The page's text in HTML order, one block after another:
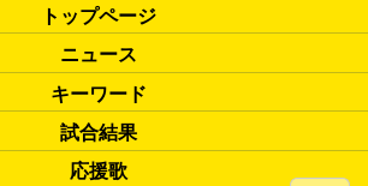
トップページ
ニュース
キーワード
試合結果
応援歌